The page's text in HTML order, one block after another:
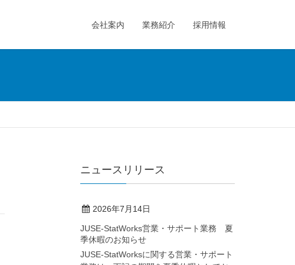
会社案内 業務紹介 採用情報
ニュースリリース
2026年7月14日
JUSE-StatWorks営業・サポート業務 夏
季休暇のお知らせ
JUSE-StatWorksに関する営業・サポート